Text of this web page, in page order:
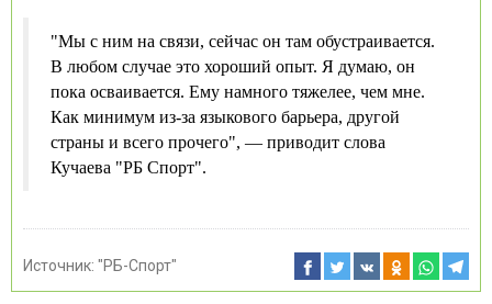
"Мы с ним на связи, сейчас он там обустраивается.
В любом случае это хороший опыт. Я думаю, он
пока осваивается. Ему намного тяжелее, чем мне.
Как минимум из-за языкового барьера, другой
страны и всего прочего", — приводит слова
Кучаева "РБ Спорт".
Источник: "РБ-Спорт"